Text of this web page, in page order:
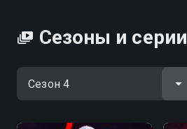
Сезоны и серии